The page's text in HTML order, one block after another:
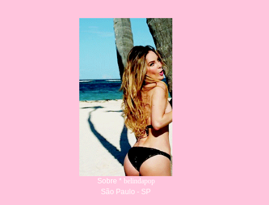
Sobre * belindapop
São Paulo - SP